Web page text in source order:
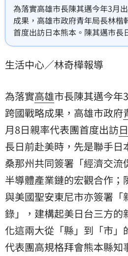
為落實高雄市長陳其邁今年3月
成果，高雄市政府青年局長林楷
首度出訪日本熊本。陳其邁市長
日本熊本縣及美國亞利桑那州共
市、熊本市與美國聖安東尼市亦
兩大從「縣」到「市」的戰略藍
格拜會熊本縣知
生活中心／林奇樺報導
為落實高雄市長陳其邁今年
跨國戰略成果，高雄市政府
月8日親率代表團首度出訪
長日前赴美時，先是聯手日
桑那州共同簽署「經濟交流
半導體產業鏈的宏觀合作；
與美國聖安東尼市亦簽署「
錄」，建構起美日台三方的
化這兩大從「縣」到「市」
代表團高規格拜會熊本縣知